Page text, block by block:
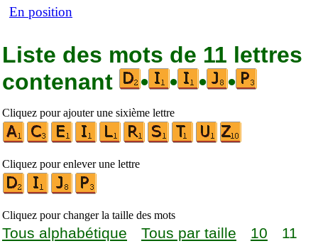
En position
Liste des mots de 11 lettres
contenant
• • • •
Cliquez pour ajouter une sixième lettre
Cliquez pour enlever une lettre
Cliquez pour changer la taille des mots
Tous alphabétique Tous par taille 10
11